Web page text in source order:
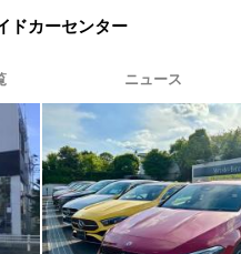
ドカーセンター
ニュース